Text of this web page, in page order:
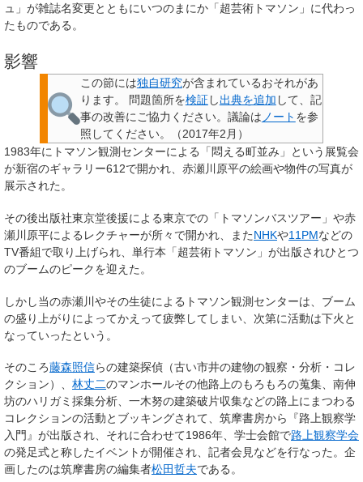
ュ」が雑誌名変更とともにいつのまにか「超芸術トマソン」に代わっ
たものである。
影響
この節には独自研究が含まれているおそれがあ
ります。
問題箇所を検証し出典を追加 して、記
事の改善にご協力ください。議論は ノート を参
照してください。
（2017年2月 ）
1983年にトマソン観測センターによる「悶える町並み」という展覧会
が新宿のギャラリー612で開かれ、赤瀬川原平の絵画や物件の写真が
展示された。
その後出版社東京堂後援による東京での「トマソンバスツアー」や赤
瀬川原平によるレクチャーが所々で開かれ、またNHKや11PMなどの
TV番組で取り上げられ、単行本「超芸術トマソン」が出版されひとつ
のブームのピークを迎えた。
しかし当の赤瀬川やその生徒によるトマソン観測センターは、ブーム
の盛り上がりによってかえって疲弊してしまい、次第に活動は下火と
なっていったという。
そのころ藤森照信らの建築探偵（古い市井の建物の観察・分析・コレ
クション）、 林丈二のマンホールその他路上のもろもろの蒐集、南伸
坊のハリガミ採集分析、一木努の建築破片収集などの路上にまつわる
コレクションの活動とブッキングされて、筑摩書房から『路上観察学
入門』が出版され、それに合わせて1986年、学士会館で路上観察学会
の発足式と称したイベントが開催され、記者会見などを行なった。企
画したのは筑摩書房の編集者松田哲夫である。